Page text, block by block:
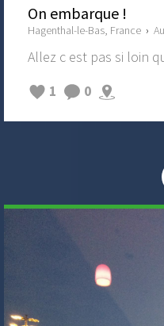
On embarque !
Hagenthal-le-Bas, France ›
Allez c est pas si loin
1
0